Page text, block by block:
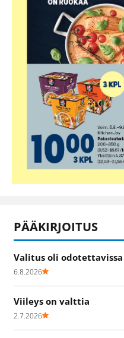
PÄÄKIRJOITUS
Valitus oli odotettavissa
6.8.2026
Viileys on valttia
2.7.2026